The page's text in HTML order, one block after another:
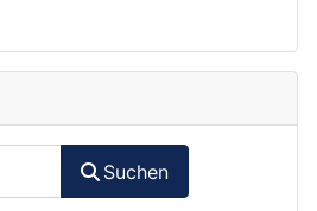
Suchen